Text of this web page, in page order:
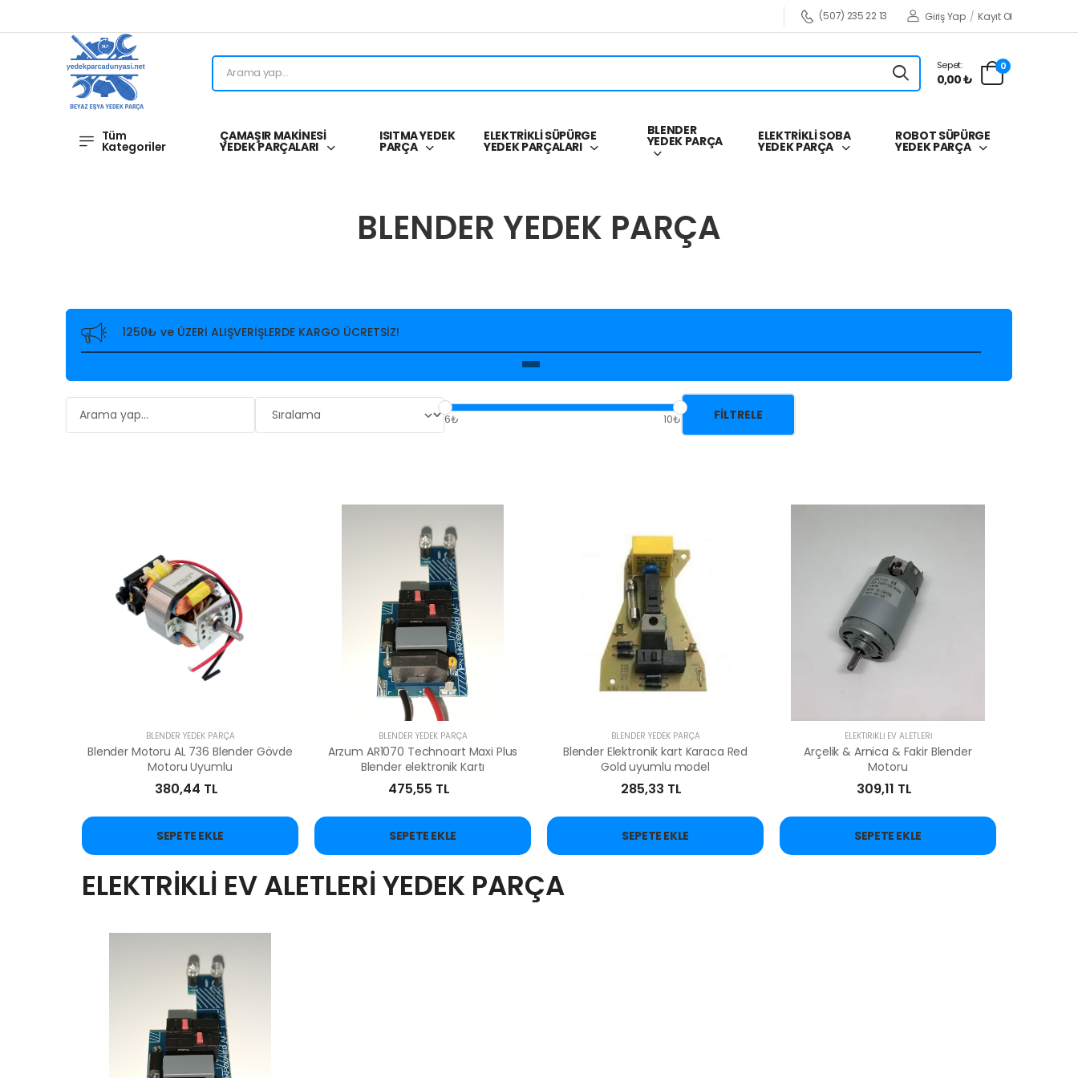
(507) 235 22 13 Giriş Yap / Kayıt Ol
Sepet:
0,00 ₺
0
Tüm
Kategoriler
ÇAMAŞIR MAKİNESİ
YEDEK PARÇALARI
ISITMA YEDEK
PARÇA
ELEKTRİKLİ SÜPÜRGE
YEDEK PARÇALARI
BLENDER
YEDEK PARÇA ELEKTRİKLİ SOBA
YEDEK PARÇA
ROBOT SÜPÜRGE
YEDEK PARÇA
BLENDER YEDEK PARÇA
1250₺ ve ÜZERİ ALIŞVERİŞLERDE KARGO ÜCRETSİZ!
6₺ 10₺ FILTRELE
BLENDER YEDEK PARÇA
Blender Motoru AL 736 Blender Gövde
Motoru Uyumlu
380,44 TL
SEPETE EKLE
BLENDER YEDEK PARÇA
Arzum AR1070 Technoart Maxi Plus
Blender elektronik Kartı
475,55 TL
SEPETE EKLE
BLENDER YEDEK PARÇA
Blender Elektronik kart Karaca Red
Gold uyumlu model
285,33 TL
SEPETE EKLE
ELEKTİRİKLİ EV ALETLERİ
Arçelik & Arnica & Fakir Blender
Motoru
309,11 TL
SEPETE EKLE
ELEKTRİKLİ EV ALETLERİ YEDEK PARÇA